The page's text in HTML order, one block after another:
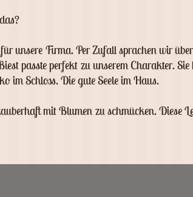
unsere Firma. Per Zufall sprachen wir
passte perfekt zu unserem Charakter.
im Schloss. Die gute Seele im Haus.
mit Blumen zu schmücken. Diese